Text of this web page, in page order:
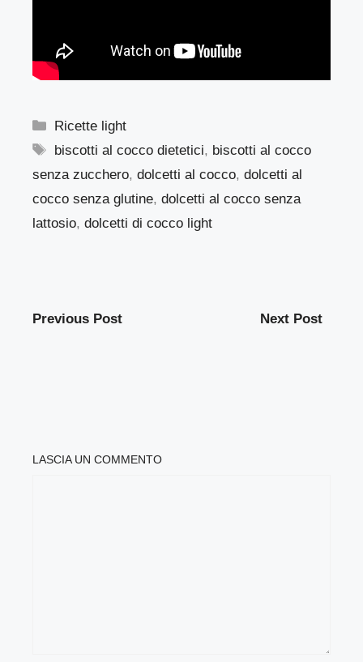
Categorie
Ricette light
Tag
biscotti al cocco dietetici, biscotti al cocco
senza zucchero, dolcetti al cocco, dolcetti al
cocco senza glutine, dolcetti al cocco senza
lattosio, dolcetti di cocco light
Previous Post Next Post
LASCIA UN COMMENTO